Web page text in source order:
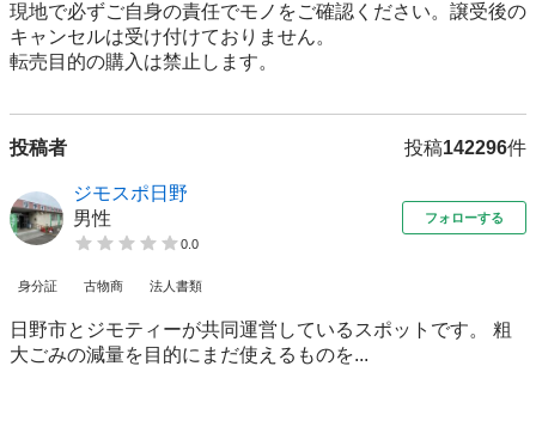
現地で必ずご⾃⾝の責任でモノをご確認ください。譲受後の
キャンセルは受け付けておりません。
転売⽬的の購⼊は禁⽌します。
投稿者 投稿142296件
ジモスポ日野
男性
0.0
フォローする
身分証 古物商 法人書類
日野市とジモティーが共同運営しているスポットです。 粗
⼤ごみの減量を⽬的にまだ使えるものを...